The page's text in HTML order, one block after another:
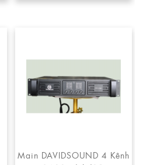
Main DAVIDSOUND 4 Kênh